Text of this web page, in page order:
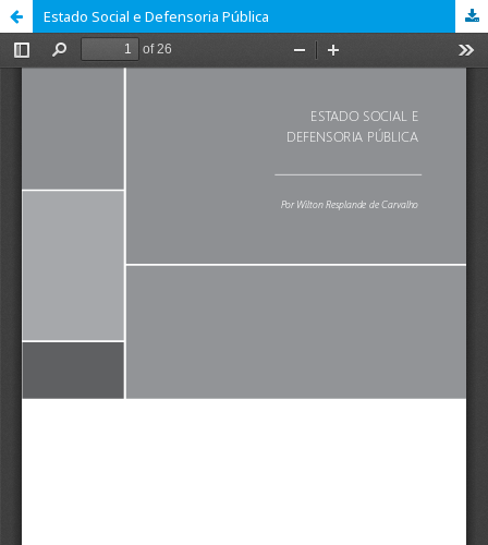
Estado Social e Defensoria Pública